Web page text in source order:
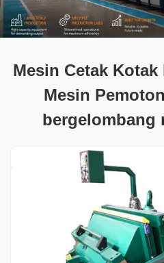
Mesin Cetak
Mesin
bergelombang